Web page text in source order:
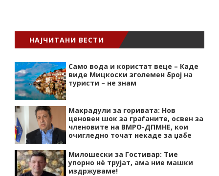
НАЈЧИТАНИ ВЕСТИ
Само вода и користат веце – Каде
виде Мицкоски зголемен број на
туристи – не знам
Макрадули за горивата: Нов
ценовен шок за граѓаните, освен за
членовите на ВМРО-ДПМНЕ, кои
очигледно точат некаде за џабе
Милошески за Гостивар: Тие
упорно нѐ трујат, ама ние машки
издржуваме!